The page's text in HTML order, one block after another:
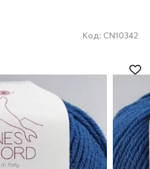
Код: CN10342